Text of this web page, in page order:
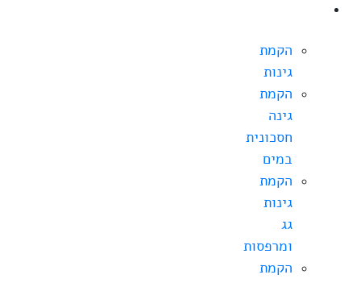
הקמת
גינות
הקמת
גינה
חסכונית
במים
הקמת
גינות
גג
ומרפסות
הקמת